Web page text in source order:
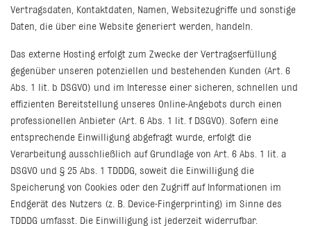
Vertragsdaten, Kontaktdaten, Namen, Websitezugriffe und sonstige
Daten, die über eine Website generiert werden, handeln.
Das externe Hosting erfolgt zum Zwecke der Vertragserfüllung
gegenüber unseren potenziellen und bestehenden Kunden (Art. 6
Abs. 1 lit. b DSGVO) und im Interesse einer sicheren, schnellen und
effizienten Bereitstellung unseres Online-Angebots durch einen
professionellen Anbieter (Art. 6 Abs. 1 lit. f DSGVO). Sofern eine
entsprechende Einwilligung abgefragt wurde, erfolgt die
Verarbeitung ausschließlich auf Grundlage von Art. 6 Abs. 1 lit. a
DSGVO und § 25 Abs. 1 TDDDG, soweit die Einwilligung die
Speicherung von Cookies oder den Zugriff auf Informationen im
Endgerät des Nutzers (z. B. Device-Fingerprinting) im Sinne des
TDDDG umfasst. Die Einwilligung ist jederzeit widerrufbar.